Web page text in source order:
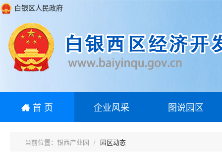
白银区人民政府
首 页 企业风采 图说园区
银西产业园 园区动态